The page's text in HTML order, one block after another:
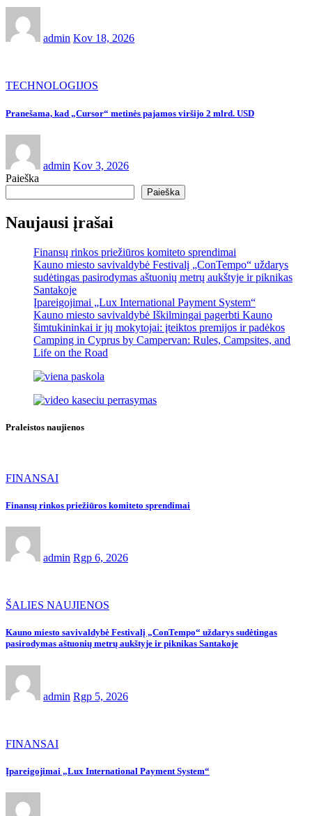
admin Kov 18, 2026
TECHNOLOGIJOS
Pranešama, kad „Cursor“ metinės pajamos viršijo 2 mlrd. USD
admin Kov 3, 2026
Paieška
Paieška
Naujausi įrašai
Finansų rinkos priežiūros komiteto sprendimai
Kauno miesto savivaldybė Festivalį „ConTempo“ uždarys
sudėtingas pasirodymas aštuonių metrų aukštyje ir piknikas
Santakoje
Įpareigojimai „Lux International Payment System“
Kauno miesto savivaldybė Iškilmingai pagerbti Kauno
šimtukininkai ir jų mokytojai: įteiktos premijos ir padėkos
Camping in Cyprus by Campervan: Rules, Campsites, and
Life on the Road
Praleistos naujienos
FINANSAI
Finansų rinkos priežiūros komiteto sprendimai
admin Rgp 6, 2026
ŠALIES NAUJIENOS
Kauno miesto savivaldybė Festivalį „ConTempo“ uždarys sudėtingas
pasirodymas aštuonių metrų aukštyje ir piknikas Santakoje
admin Rgp 5, 2026
FINANSAI
Įpareigojimai „Lux International Payment System“